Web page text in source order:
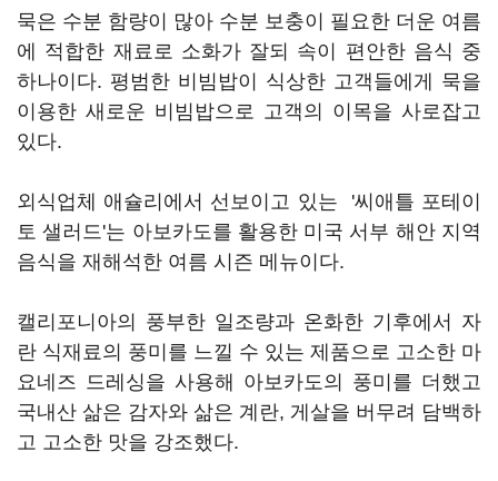
묵은 수분 함량이 많아 수분 보충이 필요한 더운 여름
에 적합한 재료로 소화가 잘되 속이 편안한 음식 중
하나이다. 평범한 비빔밥이 식상한 고객들에게 묵을
이용한 새로운 비빔밥으로 고객의 이목을 사로잡고
있다.
외식업체 애슐리에서 선보이고 있는 '씨애틀 포테이
토 샐러드'는 아보카도를 활용한 미국 서부 해안 지역
음식을 재해석한 여름 시즌 메뉴이다.
캘리포니아의 풍부한 일조량과 온화한 기후에서 자
란 식재료의 풍미를 느낄 수 있는 제품으로 고소한 마
요네즈 드레싱을 사용해 아보카도의 풍미를 더했고
국내산 삶은 감자와 삶은 계란, 게살을 버무려 담백하
고 고소한 맛을 강조했다.